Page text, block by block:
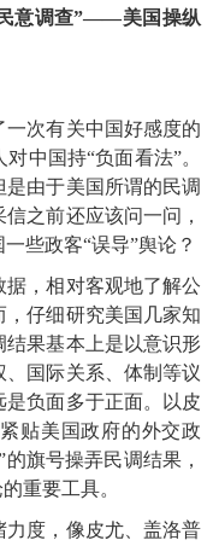
意调查”——美国操纵
次有关中国好感度的
中国持“负面看法”。
由于美国所谓的民调
之前还应该问一问，
些政客“误导”舆论？
，相对客观地了解公
仔细研究美国几家知
果基本上是以意识形
国际关系、体制等议
负面多于正面。以皮
贴美国政府的外交政
旗号操弄民调结果，
重要工具。
度，像皮尤、盖洛普